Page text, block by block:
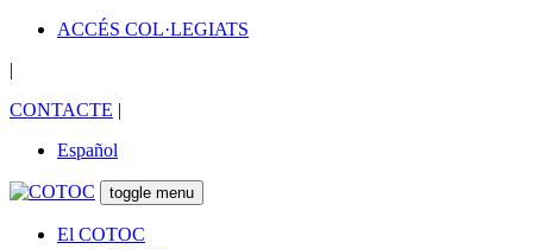
ACCÉS COL·LEGIATS
|
CONTACTE |
Español
toggle menu
El COTOC